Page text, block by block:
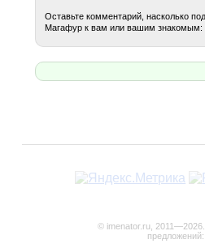
Оставьте комментарий, насколько
Магафур к вам или вашим знакомым:
© imenator.ru,